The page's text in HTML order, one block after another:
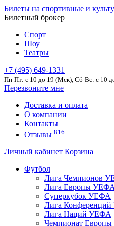
Билеты на спортивные и
Билетный брокер
Спорт
Шоу
Театры
+7 (495) 649-1331
Пн-Пт: c 10 до 19 (Мск), Сб-Вс: с 10
Перезвоните мне
Доставка и оплата
О компании
Контакты
Отзывы 816
Личный кабинет Корзина
Футбол
Лига Чемпионов
Лига Европы УЕФА
Суперкубок УЕФА
Лига
Лига Наций УЕФА
Чемпионат Европы